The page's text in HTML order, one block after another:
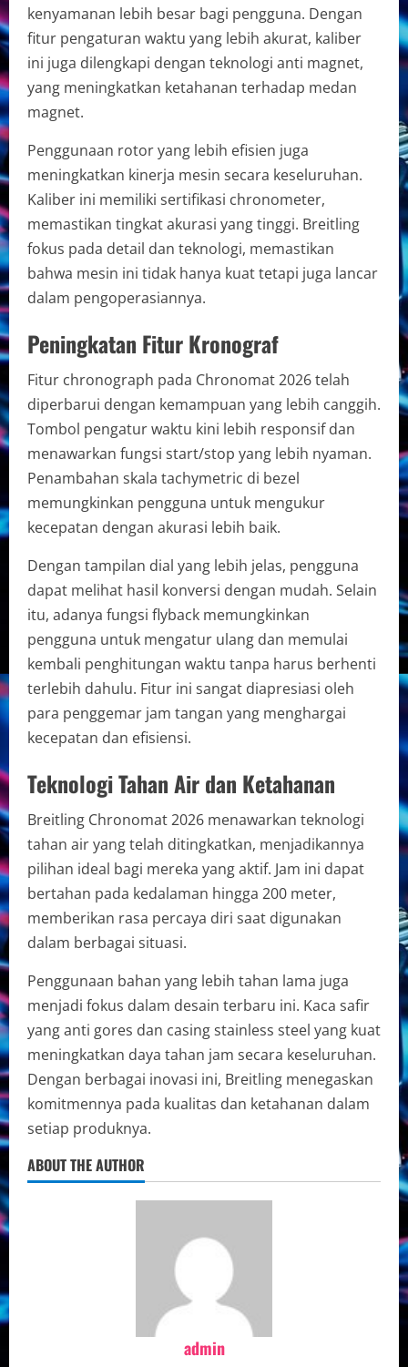
kenyamanan lebih besar bagi pengguna. Dengan
fitur pengaturan waktu yang lebih akurat, kaliber
ini juga dilengkapi dengan teknologi anti magnet,
yang meningkatkan ketahanan terhadap medan
magnet.
Penggunaan rotor yang lebih efisien juga
meningkatkan kinerja mesin secara keseluruhan.
Kaliber ini memiliki sertifikasi chronometer,
memastikan tingkat akurasi yang tinggi. Breitling
fokus pada detail dan teknologi, memastikan
bahwa mesin ini tidak hanya kuat tetapi juga lancar
dalam pengoperasiannya.
Peningkatan Fitur Kronograf
Fitur chronograph pada Chronomat 2026 telah
diperbarui dengan kemampuan yang lebih canggih.
Tombol pengatur waktu kini lebih responsif dan
menawarkan fungsi start/stop yang lebih nyaman.
Penambahan skala tachymetric di bezel
memungkinkan pengguna untuk mengukur
kecepatan dengan akurasi lebih baik.
Dengan tampilan dial yang lebih jelas, pengguna
dapat melihat hasil konversi dengan mudah. Selain
itu, adanya fungsi flyback memungkinkan
pengguna untuk mengatur ulang dan memulai
kembali penghitungan waktu tanpa harus berhenti
terlebih dahulu. Fitur ini sangat diapresiasi oleh
para penggemar jam tangan yang menghargai
kecepatan dan efisiensi.
Teknologi Tahan Air dan Ketahanan
Breitling Chronomat 2026 menawarkan teknologi
tahan air yang telah ditingkatkan, menjadikannya
pilihan ideal bagi mereka yang aktif. Jam ini dapat
bertahan pada kedalaman hingga 200 meter,
memberikan rasa percaya diri saat digunakan
dalam berbagai situasi.
Penggunaan bahan yang lebih tahan lama juga
menjadi fokus dalam desain terbaru ini. Kaca safir
yang anti gores dan casing stainless steel yang kuat
meningkatkan daya tahan jam secara keseluruhan.
Dengan berbagai inovasi ini, Breitling menegaskan
komitmennya pada kualitas dan ketahanan dalam
setiap produknya.
ABOUT THE AUTHOR
admin